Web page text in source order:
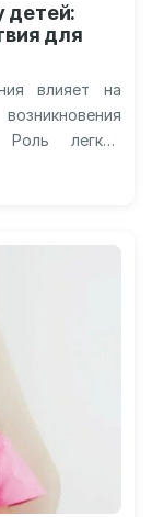
детей:
для
влияет на
легкой